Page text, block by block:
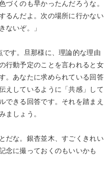
づくのも早かったんだろうな。
るんだよ。次の場所に行かない
ないぞ。」
です。旦那様に、理論的な理由
行動予定のことを言われると女
。あなたに求められている回答
えしているように「共感」して
できる回答です。それを踏まえ
ましょう。
だな。銀杏並木、すごくきれい
念に撮っておくのもいいかも